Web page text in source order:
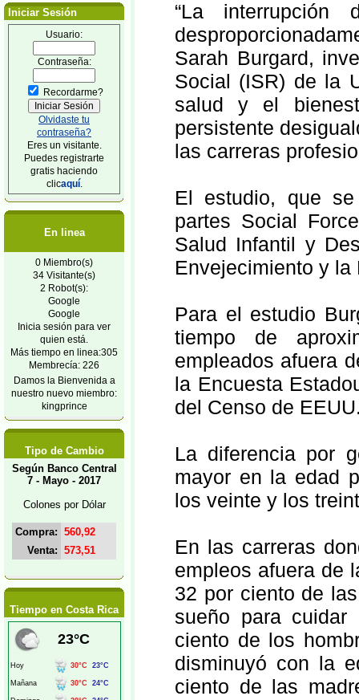
Iniciar Sesión
Usuario:
Contraseña:
Recordarme?
Olvidaste tu
contraseña?
Eres un visitante.
Puedes registrarte
gratis haciendo
clicaquí.
En linea
0 Miembro(s)
34 Visitante(s)
2 Robot(s):
Google
Google
Inicia sesión para ver
quien está.
Más tiempo en linea:305
Membrecía: 226
Damos la Bienvenida a
nuestro nuevo miembro:
kingprince
Tipo de Cambio
Según Banco Central
7 - Mayo - 2017
Colones por Dólar
Compra: 560,92
Venta: 573,51
Tiempo en Costa Rica
“La
Sarah Burgard,
Social (ISR) de la
salud y el
persistente
las carreras
El estudio, que
partes Social
Salud Infantil y
Envejecimiento y la
Para el estudio
tiempo de
empleados afuera
la Encuesta
del Censo de
La diferencia por
mayor en la edad
los veinte y los
En las carreras
empleos afuera de
32 por ciento de
sueño para
ciento de los
disminuyó con la
ciento de las